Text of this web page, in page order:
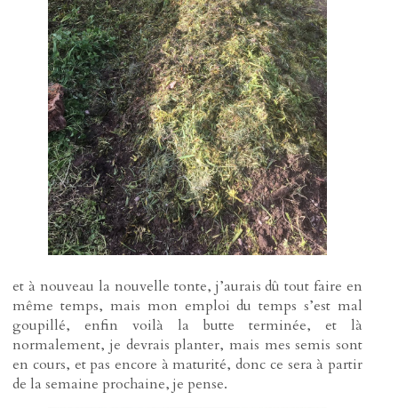
et à nouveau la nouvelle tonte, j’aurais dû tout faire en
même temps, mais mon emploi du temps s’est mal
goupillé, enfin voilà la butte terminée, et là
normalement, je devrais planter, mais mes semis sont
en cours, et pas encore à maturité, donc ce sera à partir
de la semaine prochaine, je pense.